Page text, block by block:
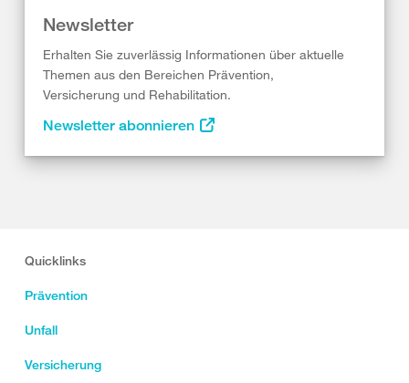
Newsletter
Erhalten Sie zuverlässig Informationen über aktuelle
Themen aus den Bereichen Prävention,
Versicherung und Rehabilitation.
Newsletter abonnieren
Quicklinks
Prävention
Unfall
Versicherung